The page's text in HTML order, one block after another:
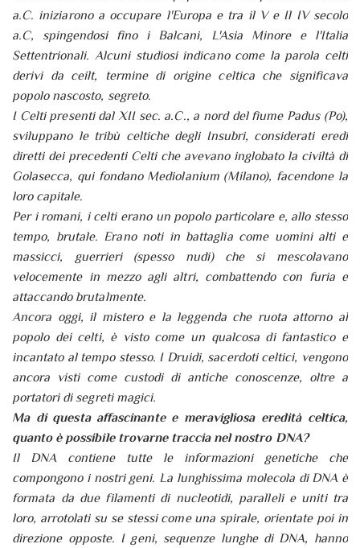
a.C. iniziarono a occupare l'Europa e tra il V e Il IV secolo
a.C, spingendosi fino i Balcani, L'Asia Minore e l'Italia
Settentrionali. Alcuni studiosi indicano come la parola celti
derivi da ceilt, termine di origine celtica che significava
popolo nascosto, segreto.
I Celti presenti dal XII sec. a.C., a nord del fiume Padus (Po),
sviluppano le tribù celtiche degli Insubri, considerati eredi
diretti dei precedenti Celti che avevano inglobato la civiltà di
Golasecca, qui fondano Mediolanium (Milano), facendone la
loro capitale.
Per i romani, i celti erano un popolo particolare e, allo stesso
tempo, brutale. Erano noti in battaglia come uomini alti e
massicci, guerrieri (spesso nudi) che si mescolavano
velocemente in mezzo agli altri, combattendo con furia e
attaccando brutalmente.
Ancora oggi, il mistero e la leggenda che ruota attorno al
popolo dei celti, è visto come un qualcosa di fantastico e
incantato al tempo stesso. I Druidi, sacerdoti celtici, vengono
ancora visti come custodi di antiche conoscenze, oltre a
portatori di segreti magici.
Ma di questa affascinante e meravigliosa eredità celtica,
quanto è possibile trovarne traccia nel nostro DNA?
Il DNA contiene tutte le informazioni genetiche che
compongono i nostri geni. La lunghissima molecola di DNA è
formata da due filamenti di nucleotidi, paralleli e uniti tra
loro, arrotolati su se stessi come una spirale, orientate poi in
direzione opposte. I geni, sequenze lunghe di DNA, hanno